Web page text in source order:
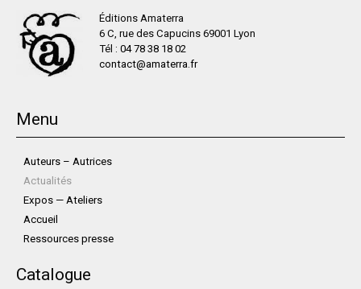
Éditions Amaterra
6 C, rue des Capucins 69001 Lyon
Tél : 04 78 38 18 02
contact@amaterra.fr
Menu
Auteurs – Autrices
Actualités
Expos — Ateliers
Accueil
Ressources presse
Catalogue